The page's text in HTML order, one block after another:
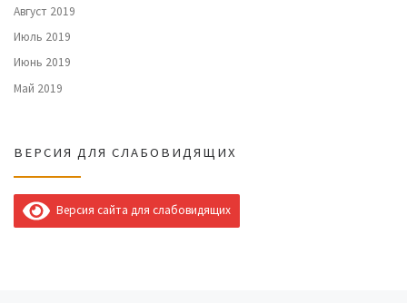
Август 2019
Июль 2019
Июнь 2019
Май 2019
ВЕРСИЯ ДЛЯ СЛАБОВИДЯЩИХ
Версия сайта для слабовидящих